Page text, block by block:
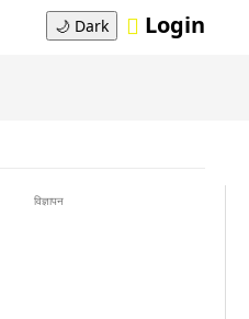
🌙 Dark Login
विज्ञापन